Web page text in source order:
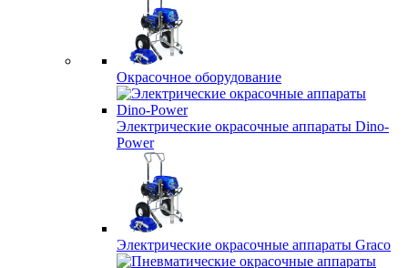
Окрасочное оборудование
Электрические окрасочные аппараты Dino-
Power
Электрические окрасочные аппараты Graco